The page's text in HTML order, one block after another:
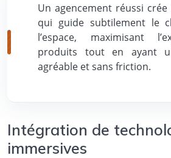
Un agencement réussi
qui guide subtilement le
l’espace, maximisant
produits tout en ayant
agréable et sans friction.
Intégration de
immersives